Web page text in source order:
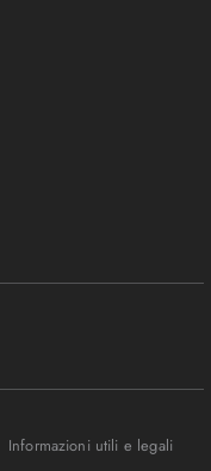
Informazioni utili e legali